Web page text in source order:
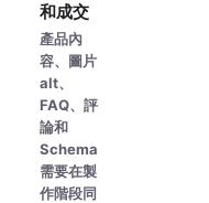
和成交
產品內
容、圖片
alt、
FAQ、評
論和
Schema
需要在製
作階段同